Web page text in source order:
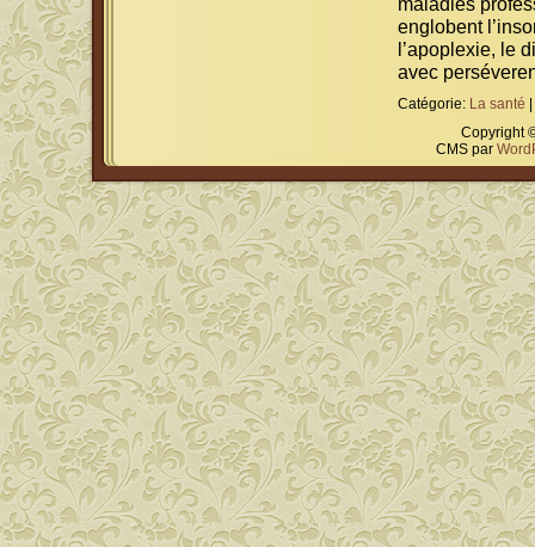
englobent
l’apoplexie, le
avec
Catégorie: La santé
Copyright
CMS par